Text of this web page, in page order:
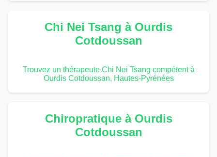
Chi Nei Tsang à Ourdis
Cotdoussan
Trouvez un thérapeute Chi Nei Tsang compétent à
Ourdis Cotdoussan, Hautes-Pyrénées
Chiropratique à Ourdis
Cotdoussan